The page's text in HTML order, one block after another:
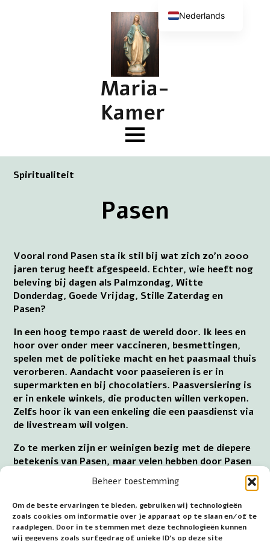
Beheer toestemming
Om de beste ervaringen te bieden, gebruiken wij technologieën
zoals cookies om informatie over je apparaat op te slaan en/of te
raadplegen. Door in te stemmen met deze technologieën kunnen
wij gegevens zoals surfgedrag of unieke ID's op deze site
Maria-
Kamer
Spiritualiteit
Pasen
Vooral rond Pasen sta ik stil bij wat zich zo’n 2000
jaren terug heeft afgespeeld. Echter, wie heeft nog
beleving bij dagen als Palmzondag, Witte
Donderdag, Goede Vrijdag, Stille Zaterdag en
Pasen?
In een hoog tempo raast de wereld door. Ik lees en
hoor over onder meer vaccineren, besmettingen,
spelen met de politieke macht en het paasmaal thuis
verorberen. Aandacht voor paaseieren is er in
supermarkten en bij chocolatiers. Paasversiering is
er in enkele winkels, die producten willen verkopen.
Zelfs hoor ik van een enkeling die een paasdienst via
de livestream wil volgen.
Zo te merken zijn er weinigen bezig met de diepere
betekenis van Pasen, maar velen hebben door Pasen
extra vrije tijd. Ik krijg sterk de indruk dat Pasen
voor menigeen is verworden tot een hedonistische
gebeurtenis, waarbij het consumeren en andere
behoeften uiten het eigen belang voor laat gaan.
Materialisme, meteen in de eigen behoeften willen
Nederlands